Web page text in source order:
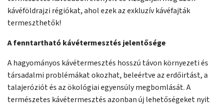
kávéföldrajzi régiókat, ahol ezek az exkluzív kávéfajták
termeszthetők!
A fenntartható kávétermesztés jelentősége
A hagyományos kávétermesztés hosszú távon környezeti és
társadalmi problémákat okozhat, beleértve az erdőirtást, a
talajeróziót és az ökológiai egyensúly megbomlását. A
természetes kávétermesztés azonban új lehetőségeket nyit